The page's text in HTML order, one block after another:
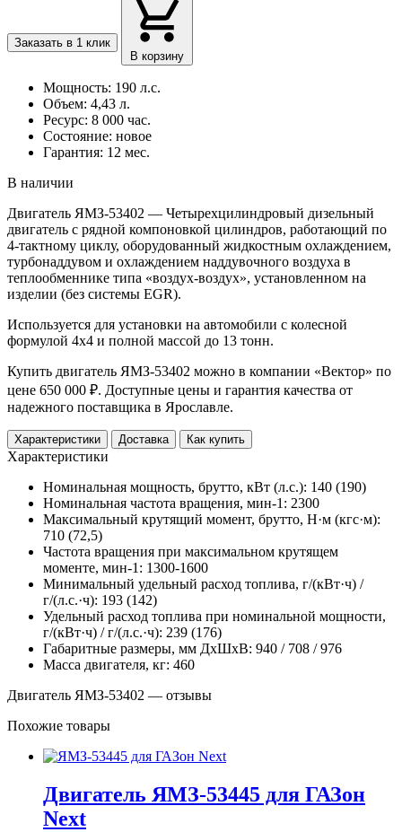
Заказать в 1 клик
В корзину
Мощность: 190 л.с.
Объем: 4,43 л.
Ресурс: 8 000 час.
Состояние: новое
Гарантия: 12 мес.
В наличии
Двигатель ЯМЗ-53402 — Четырехцилиндровый дизельный
двигатель с рядной компоновкой цилиндров, работающий по
4-тактному циклу, оборудованный жидкостным охлаждением,
турбонаддувом и охлаждением наддувочного воздуха в
теплообменнике типа «воздух-воздух», установленном на
изделии (без системы EGR).
Используется для установки на автомобили с колесной
формулой 4х4 и полной массой до 13 тонн.
Купить двигатель ЯМЗ-53402 можно в компании «Вектор» по
цене 650 000 ₽. Доступные цены и гарантия качества от
надежного поставщика в Ярославле.
Характеристики Доставка Как купить
Характеристики
Номинальная мощность, брутто, кВт (л.с.): 140 (190)
Номинальная частота вращения, мин-1: 2300
Максимальный крутящий момент, брутто, Н·м (кгс·м):
710 (72,5)
Частота вращения при максимальном крутящем
моменте, мин-1: 1300-1600
Минимальный удельный расход топлива, г/(кВт·ч) /
г/(л.с.·ч): 193 (142)
Удельный расход топлива при номинальной мощности,
г/(кВт·ч) / г/(л.с.·ч): 239 (176)
Габаритные размеры, мм ДхШхВ: 940 / 708 / 976
Масса двигателя, кг: 460
Двигатель ЯМЗ-53402 — отзывы
Похожие товары
Двигатель ЯМЗ-53445 для ГАЗон
Next